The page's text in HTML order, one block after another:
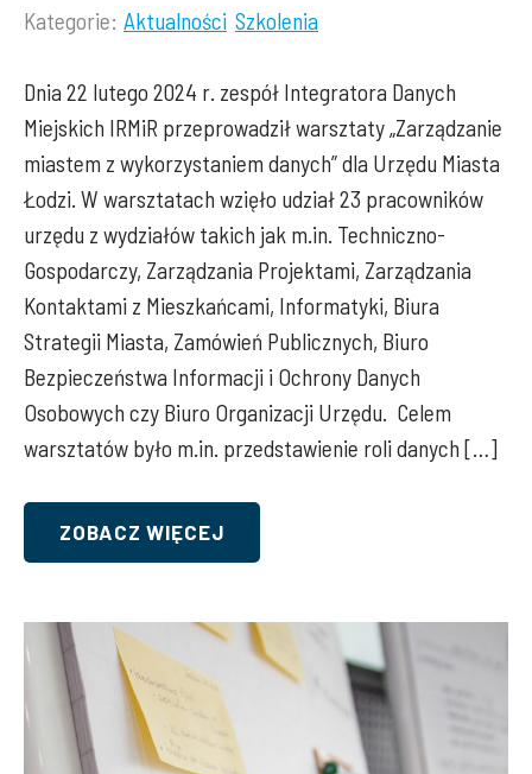
Lista
wpisu:
Kategorie: Aktualności Szkolenia
Dnia 22 lutego 2024 r. zespół Integratora Danych
Miejskich IRMiR przeprowadził warsztaty „Zarządzanie
miastem z wykorzystaniem danych” dla Urzędu Miasta
Łodzi. W warsztatach wzięło udział 23 pracowników
urzędu z wydziałów takich jak m.in. Techniczno-
Gospodarczy, Zarządzania Projektami, Zarządzania
Kontaktami z Mieszkańcami, Informatyki, Biura
Strategii Miasta, Zamówień Publicznych, Biuro
Bezpieczeństwa Informacji i Ochrony Danych
Osobowych czy Biuro Organizacji Urzędu. Celem
warsztatów było m.in. przedstawienie roli danych […]
ZOBACZ WIĘCEJ